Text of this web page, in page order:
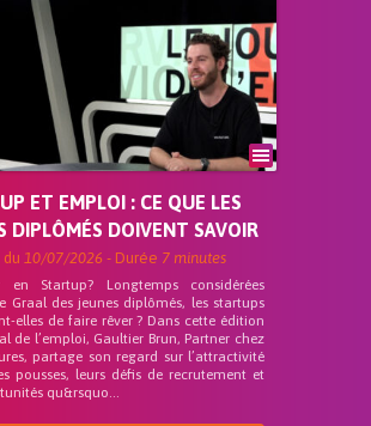
ET EMPLOI : CE QUE LES
DIPLÔMÉS DOIVENT SAVOIR
du 10/07/2026 - Durée 7 minutes
en Startup? Longtemps considérées
Graal des jeunes diplômés, les startups
elles de faire rêver ? Dans cette édition
de l’emploi, Gaultier Brun, Partner chez
partage son regard sur l’attractivité
pousses, leurs défis de recrutement et
qu&rsquo...